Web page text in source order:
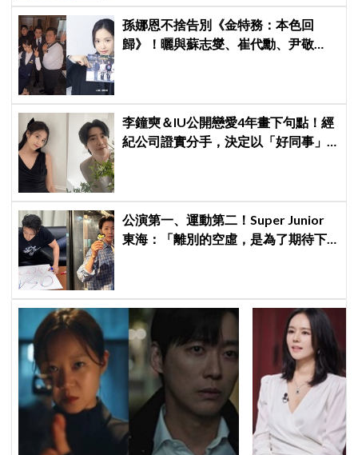
孫娜恩不捨告別《金特務：本色回
歸》！曬與蘇志燮、崔代勳、尹敬
李鐘奭＆IU公開戀愛4年畫下句點！經
紀公司證實分手，決定以「好同事」
公演第一、運動第二！Super Junior
東海：「離別的空虛，是為了期待下